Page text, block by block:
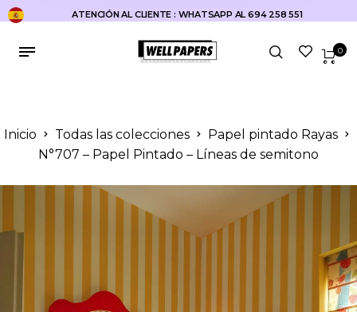
ATENCIÓN AL CLIENTE : WHATSAPP AL 694 258 551
0
Inicio Todas las colecciones
Papel pintado Rayas
N°707 – Papel Pintado – Líneas de semitono